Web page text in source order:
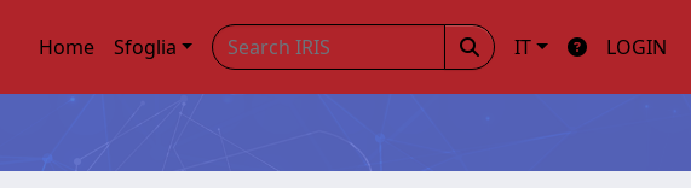
Home Sfoglia IT LOGIN